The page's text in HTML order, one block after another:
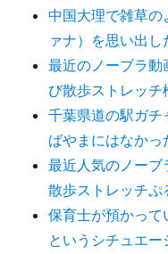
中国大理で雑草の
ァナ）を思い出し
最近のノーブラ動
び散歩ストレッチ
千葉県道の駅ガチ
ばやまにはなかっ
最近人気のノーブ
散歩ストレッチ
保育士が預かって
というシチュエ